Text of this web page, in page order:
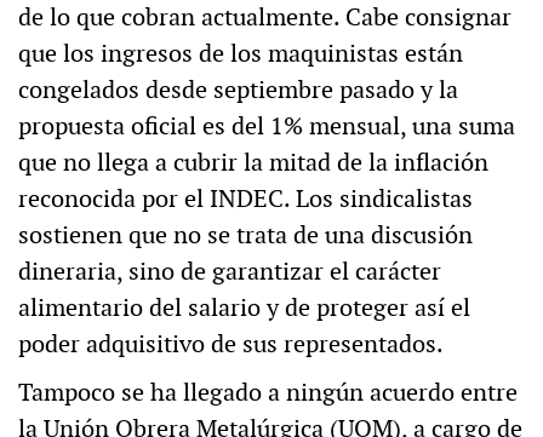
de lo que cobran actualmente. Cabe consignar
que los ingresos de los maquinistas están
congelados desde septiembre pasado y la
propuesta oficial es del 1% mensual, una suma
que no llega a cubrir la mitad de la inflación
reconocida por el INDEC. Los sindicalistas
sostienen que no se trata de una discusión
dineraria, sino de garantizar el carácter
alimentario del salario y de proteger así el
poder adquisitivo de sus representados.
Tampoco se ha llegado a ningún acuerdo entre
la Unión Obrera Metalúrgica (UOM), a cargo de